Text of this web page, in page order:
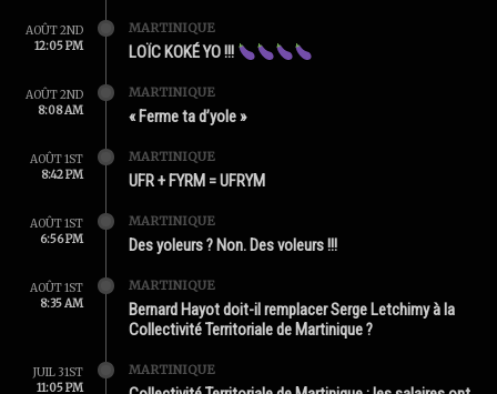
AOÛT 2ND
12:05 PM
MARTINIQUE
LOÏC KOKÉ YO !!!
AOÛT 2ND
8:08 AM
MARTINIQUE
« Ferme ta d’yole »
AOÛT 1ST
8:42 PM
MARTINIQUE
UFR + FYRM = UFRYM
AOÛT 1ST
6:56 PM
MARTINIQUE
Des yoleurs ? Non. Des voleurs !!!
AOÛT 1ST
8:35 AM
MARTINIQUE
Bernard Hayot doit-il remplacer Serge Letchimy à la
Collectivité Territoriale de Martinique ?
JUIL 31ST
11:05 PM
MARTINIQUE